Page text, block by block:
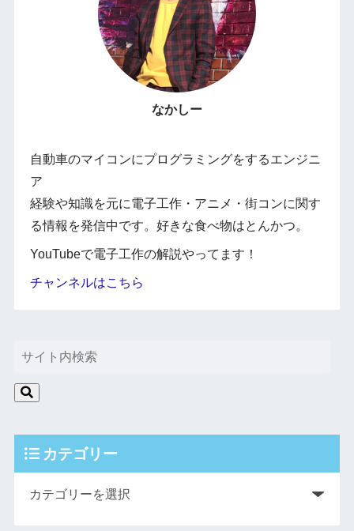
なかしー
自動車のマイコンにプログラミングをするエンジニ
ア
経験や知識を元に電子工作・アニメ・街コンに関す
る情報を発信中です。好きな食べ物はとんかつ。
YouTubeで電子工作の解説やってます！
チャンネルはこちら
カテゴリー